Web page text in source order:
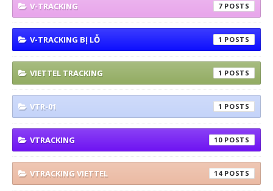
V-TRACKING 7
V-TRACKING BỊ LỖ 1
VIETTEL TRACKING 1
VTR-01 1
VTRACKING 10
VTRACKING VIETTEL 14